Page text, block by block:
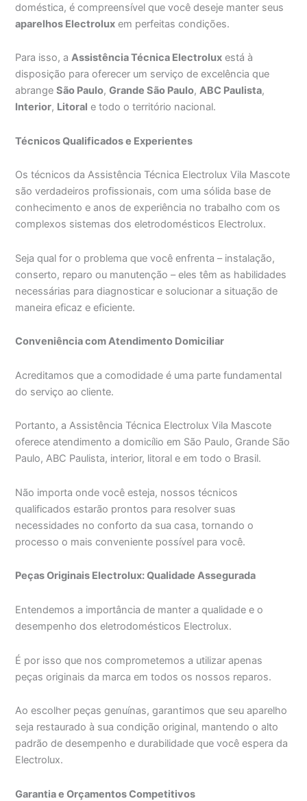
doméstica, é compreensível que você deseje manter seus
aparelhos Electrolux em perfeitas condições.
Para isso, aAssistência Técnica Electrolux está à
disposição para oferecer um serviço de excelência que
abrangeSão Paulo,Grande São Paulo,ABC Paulista,
Interior, Litoral e todo o território nacional.
Técnicos Qualificados e Experientes
Os técnicos da Assistência Técnica Electrolux Vila Mascote
são verdadeiros profissionais, com uma sólida base de
conhecimento e anos de experiência no trabalho com os
complexos sistemas dos eletrodomésticos Electrolux.
Seja qual for o problema que você enfrenta – instalação,
conserto, reparo ou manutenção – eles têm as habilidades
necessárias para diagnosticar e solucionar a situação de
maneira eficaz e eficiente.
Conveniência com Atendimento Domiciliar
Acreditamos que a comodidade é uma parte fundamental
do serviço ao cliente.
Portanto, a Assistência Técnica Electrolux Vila Mascote
oferece atendimento a domicílio em São Paulo, Grande São
Paulo, ABC Paulista, interior, litoral e em todo o Brasil.
Não importa onde você esteja, nossos técnicos
qualificados estarão prontos para resolver suas
necessidades no conforto da sua casa, tornando o
processo o mais conveniente possível para você.
Peças Originais Electrolux: Qualidade Assegurada
Entendemos a importância de manter a qualidade e o
desempenho dos eletrodomésticos Electrolux.
É por isso que nos comprometemos a utilizar apenas
peças originais da marca em todos os nossos reparos.
Ao escolher peças genuínas, garantimos que seu aparelho
seja restaurado à sua condição original, mantendo o alto
padrão de desempenho e durabilidade que você espera da
Electrolux.
Garantia e Orçamentos Competitivos